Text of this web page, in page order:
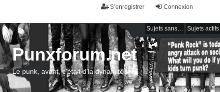
Connexion
S’enregistrer
Sujets sans réponse Sujets actifs
Punxforum.net
Le punk, avant, c'était d'la dynamite !